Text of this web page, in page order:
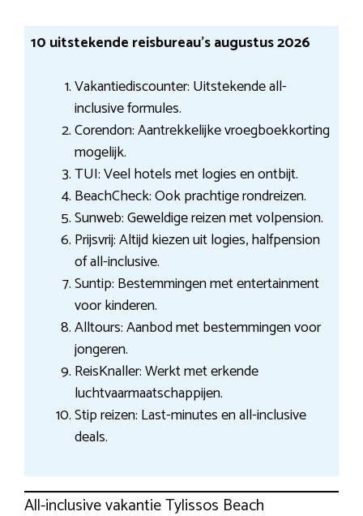
10 uitstekende reisbureau’s augustus 2026
Vakantiediscounter: Uitstekende all-
inclusive formules.
Corendon: Aantrekkelijke vroegboekkorting
mogelijk.
TUI: Veel hotels met logies en ontbijt.
BeachCheck: Ook prachtige rondreizen.
Sunweb: Geweldige reizen met volpension.
Prijsvrij: Altijd kiezen uit logies, halfpension
of all-inclusive.
Suntip: Bestemmingen met entertainment
voor kinderen.
Alltours: Aanbod met bestemmingen voor
jongeren.
ReisKnaller: Werkt met erkende
luchtvaarmaatschappijen.
Stip reizen: Last-minutes en all-inclusive
deals.
All-inclusive vakantie Tylissos Beach